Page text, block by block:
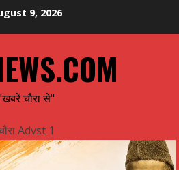
9, 2026
चौरा से"
Advst 1